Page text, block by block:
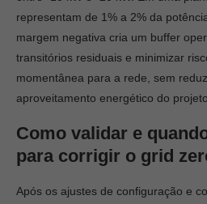
representam de 1% a 2% da
margem negativa cria um buffer
transitórios residuais e minimizar
momentânea para a rede, sem
aproveitamento energético do projeto.
Como validar e
para corrigir o grid
Após os ajustes de configuração e